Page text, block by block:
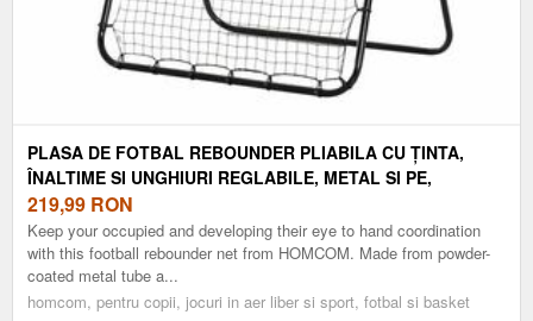
PLASA DE FOTBAL REBOUNDER PLIABILA CU ȚINTA,
ÎNALTIME SI UNGHIURI REGLABILE, METAL SI PE,
123X73X178.5CM, NEGRU HOMCOM | AOSOM ROMANIA
219,99 RON
Keep your occupied and developing their eye to hand coordination
with this football rebounder net from HOMCOM. Made from powder-
coated metal tube a...
homcom, pentru copii, jocuri in aer liber si sport, fotbal si basket